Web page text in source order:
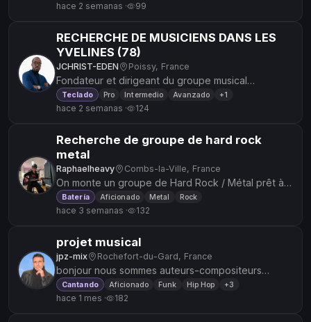
un chanteur ou une...
hace 2 semanas · 99
RECHERCHE DE MUSICIENS DANS LES
YVELINES (78)
JCHRIST-EDEN Poissy, France
Fondateur et dirigeant du groupe musical
chrétien/gospel « Les Prédestinés », revenu dans
le département des Yvelines (7...
Teclado Pro Intermedio Avanzado +1
hace 2 semanas · 124
Recherche de groupe de hard rock
metal
Raphaelheavy Combs-la-Ville, France
On monte un groupe de Hard Rock / Métal prêt à
tout donner On est deux ados guitaristes ultra
motivés et on cherche...
Batería Aficionado Metal Rock
hace 3 semanas · 132
projet musical
jpz-mix Rochefort-du-Gard, France
bonjour nous sommes auteurs-compositeurs
région Avignon nous recherchons une chanteuse
pour projet album ou single, 12 t...
Cantando Aficionado Funk Hip Hop +3
hace 1 mes · 182